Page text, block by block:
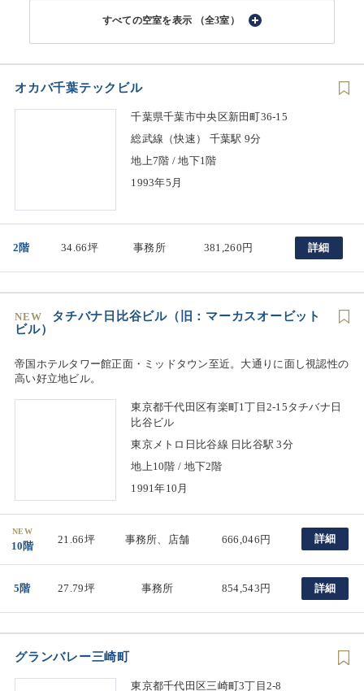
（全3室）
オカバ千葉テックビル
千葉県千葉市中央区新田町36-15
総武線（快速） 千葉駅 9分
地上7階 / 地下1階
1993年5月
2階 34.66坪 事務所 381,260円 詳細
NEW
タチバナ日比谷ビル（旧：マーカスオービット
ビル）
帝国ホテルタワー館正面・ミッドタウン至近。大通りに面し視認性の
高い好立地ビル。
東京都千代田区有楽町1丁目2-15タチバナ日
比谷ビル
東京メトロ日比谷線 日比谷駅 3分
地上10階 / 地下2階
1991年10月
NEW
10階
21.66坪 事務所、店舗 666,046円 詳細
5階 27.79坪 事務所 854,543円 詳細
グランバレー三崎町
東京都千代田区三崎町3丁目2-8